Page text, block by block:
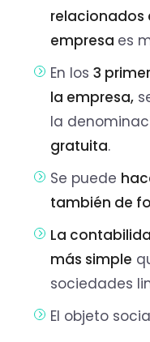
relacionados
empresa es
En los3
la empresa,
la
gratuita.
Se puede
también de
La
más simple
sociedades
El objeto